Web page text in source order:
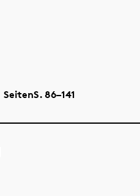
SeitenS.86–141